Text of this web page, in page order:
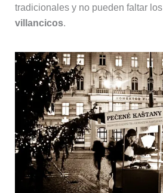
tradicionales y no pueden faltar los
villancicos.